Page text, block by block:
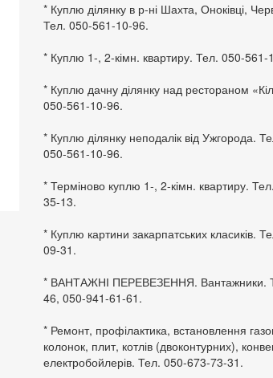
* Куплю ділянку в р-ні Шахта, Оноківці,
Тел. 050-561-10-96.
* Куплю 1-, 2-кімн. квартиру. Тел. 050-561-
* Куплю дачну ділянку над рестораном
050-561-10-96.
* Куплю ділянку неподалік від Ужгорода.
050-561-10-96.
* Терміново куплю 1-, 2-кімн. квартиру.
35-13.
* Куплю картини закарпатських класиків.
09-31.
* ВАНТАЖНІ ПЕРЕВЕЗЕННЯ. Вантажники.
46, 050-941-61-61.
* Ремонт, профілактика, встановлення
колонок, плит, котлів (двоконтурних),
електробойлерів. Тел. 050-673-73-31.